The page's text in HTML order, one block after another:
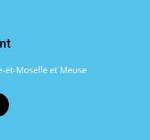
et-Moselle et Meuse